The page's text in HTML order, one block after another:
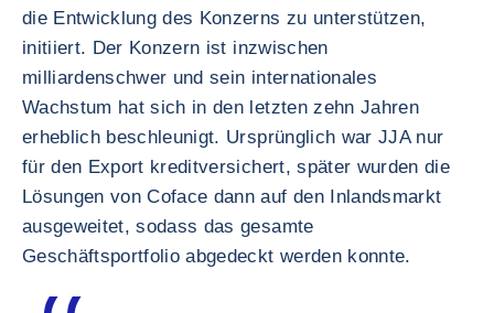
die Entwicklung des Konzerns zu unterstützen,
initiiert. Der Konzern ist inzwischen
milliardenschwer und sein internationales
Wachstum hat sich in den letzten zehn Jahren
erheblich beschleunigt. Ursprünglich war JJA nur
für den Export kreditversichert, später wurden die
Lösungen von Coface dann auf den Inlandsmarkt
ausgeweitet, sodass das gesamte
Geschäftsportfolio abgedeckt werden konnte.